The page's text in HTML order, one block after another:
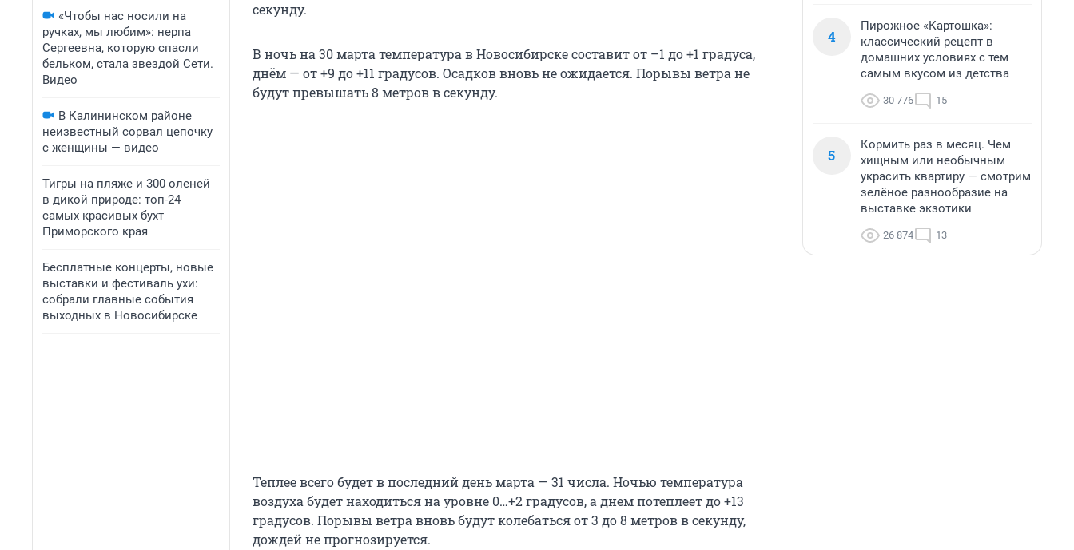
«Чтобы нас носили на
ручках, мы любим»: нерпа
Сергеевна, которую спасли
бельком, стала звездой Сети.
Видео
В Калининском районе
неизвестный сорвал цепочку
с женщины — видео
Тигры на пляже и 300 оленей
в дикой природе: топ-24
самых красивых бухт
Приморского края
Бесплатные концерты, новые
выставки и фестиваль ухи:
собрали главные события
выходных в Новосибирске
секунду.
В ночь на 30 марта температура в Новосибирске составит от –1 до +1 градуса,
днём — от +9 до +11 градусов. Осадков вновь не ожидается. Порывы ветра не
будут превышать 8 метров в секунду.
Теплее всего будет в последний день марта — 31 числа. Ночью температура
воздуха будет находиться на уровне 0…+2 градусов, а днем потеплеет до +13
градусов. Порывы ветра вновь будут колебаться от 3 до 8 метров в секунду,
дождей не прогнозируется.
4
Пирожное «Картошка»:
классический рецепт в
домашних условиях с тем
самым вкусом из детства
30 776 15
5
Кормить раз в месяц. Чем
хищным или необычным
украсить квартиру — смотрим
зелёное разнообразие на
выставке экзотики
26 874 13